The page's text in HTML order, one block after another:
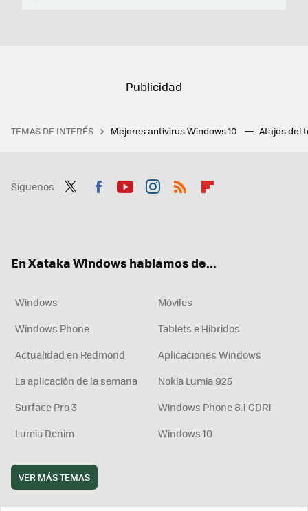
TEMAS DE INTERÉS Mejores antivirus Windows 10 Atajos del
Síguenos
En Xataka Windows hablamos de...
Windows
Móviles
Windows Phone
Tablets e Híbridos
Actualidad en Redmond
Aplicaciones Windows
La aplicación de la semana
Nokia Lumia 925
Surface Pro 3
Windows Phone 8.1 GDR1
Lumia Denim
Windows 10
VER MÁS TEMAS